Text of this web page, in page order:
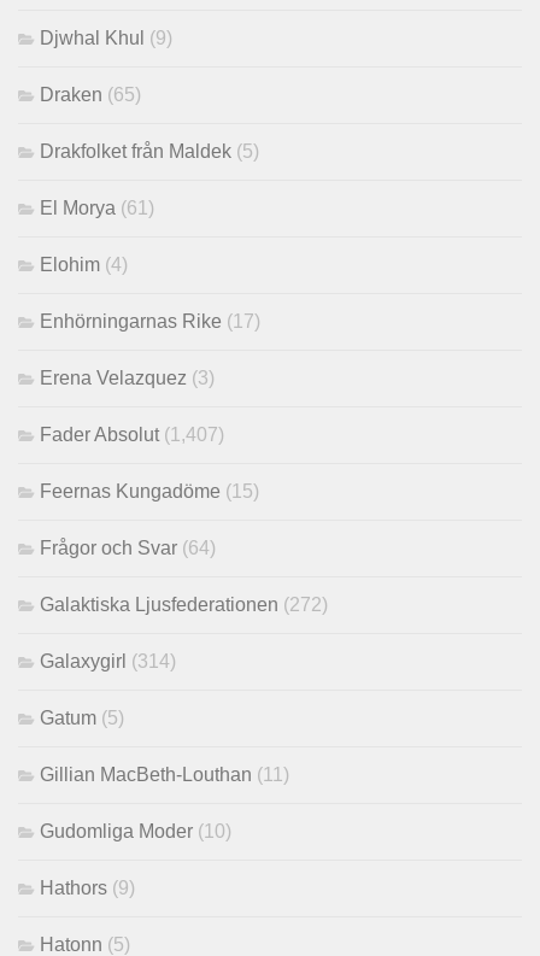
Djwhal Khul (9)
Draken (65)
Drakfolket från Maldek (5)
El Morya (61)
Elohim (4)
Enhörningarnas Rike (17)
Erena Velazquez (3)
Fader Absolut (1,407)
Feernas Kungadöme (15)
Frågor och Svar (64)
Galaktiska Ljusfederationen (272)
Galaxygirl (314)
Gatum (5)
Gillian MacBeth-Louthan (11)
Gudomliga Moder (10)
Hathors (9)
Hatonn (5)